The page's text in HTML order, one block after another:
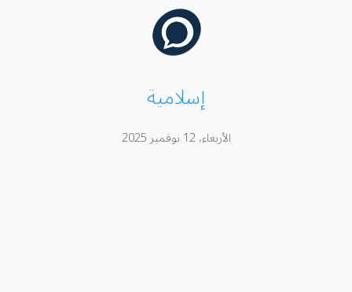
إسلامية
الأربعاء، 12 نوفمبر 2025